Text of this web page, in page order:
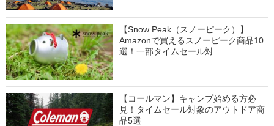
【Snow Peak（スノーピーク）】
Amazonで買えるスノーピーク商品10
選！一部タイムセール対…
【コールマン】キャンプ始める方必
見！タイムセール対象のアウトドア商
品5選